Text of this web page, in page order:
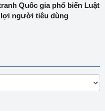
Quốc gia phổ biến Luật
lợi người tiêu dùng